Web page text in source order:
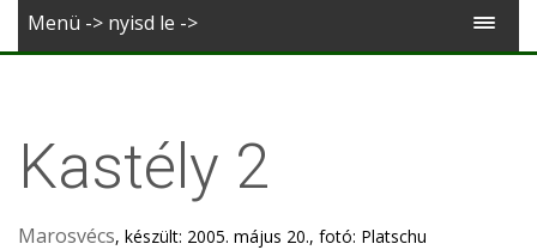
Deutsch
Menü -> nyisd le ->
Kastély 2
Marosvécs, készült: 2005. május 20., fotó: Platschu